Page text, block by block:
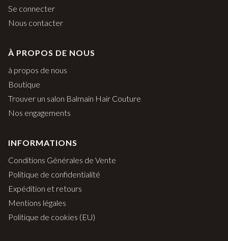
Se connecter
Nous contacter
À PROPOS DE NOUS
à propos de nous
Boutique
Trouver un salon Balmain Hair Couture
Nos engagements
INFORMATIONS
Conditions Générales de Vente
Politique de confidentialité
Expédition et retours
Mentions légales
Politique de cookies (EU)